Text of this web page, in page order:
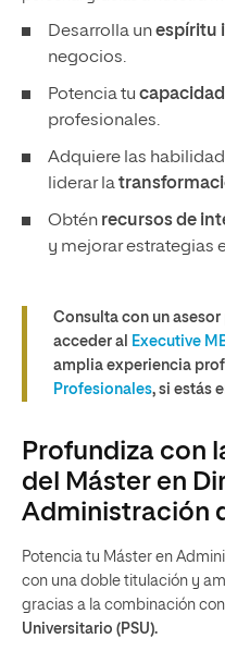
Desarrolla unespíritu
negocios.
Potencia tu
profesionales.
Adquiere las
liderar la
Obtén recursos de
y mejorar estrategias
Consulta con un
acceder al
Executive
amplia experiencia
Profesionales, si estás
Profundiza con
del Máster en
Administración
Potencia tu Máster en
con una doble titulación y
gracias a la combinación
Universitario (PSU).